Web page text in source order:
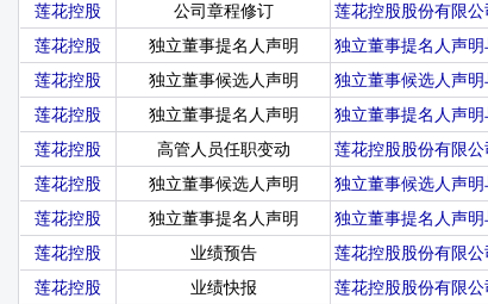
莲花控股
公司章程修订 莲花控股股份有限
莲花控股
独立董事提名人声明 独立董事提名人声
莲花控股
独立董事候选人声明 独立董事候选人声
莲花控股
独立董事提名人声明 独立董事提名人声
莲花控股
高管人员任职变动 莲花控股股份有限
莲花控股
独立董事候选人声明 独立董事候选人声
莲花控股
独立董事提名人声明 独立董事提名人声
莲花控股
业绩预告 莲花控股股份有限
莲花控股
业绩快报 莲花控股股份有限